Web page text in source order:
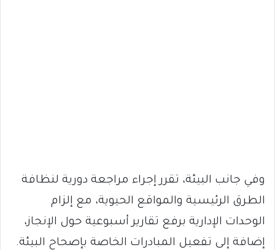
وفي جانب البيئة، تقرر إجراء مراجعة دورية لنظافة
الطرق الرئيسية والمواقع الحيوية، مع إلزام
الوحدات الإدارية برفع تقارير أسبوعية حول الإنجاز،
إضافة إلى تفعيل المبادرات الخاصة بإصحاح البيئة.